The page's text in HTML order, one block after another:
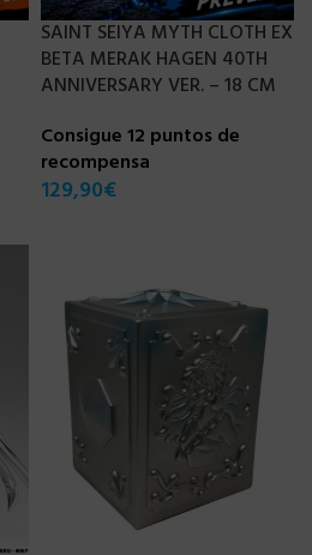
SAINT SEIYA MYTH CLOTH EX
BETA MERAK HAGEN 40TH
ANNIVERSARY VER. – 18 CM
Consigue 12 puntos de
recompensa
129,90€